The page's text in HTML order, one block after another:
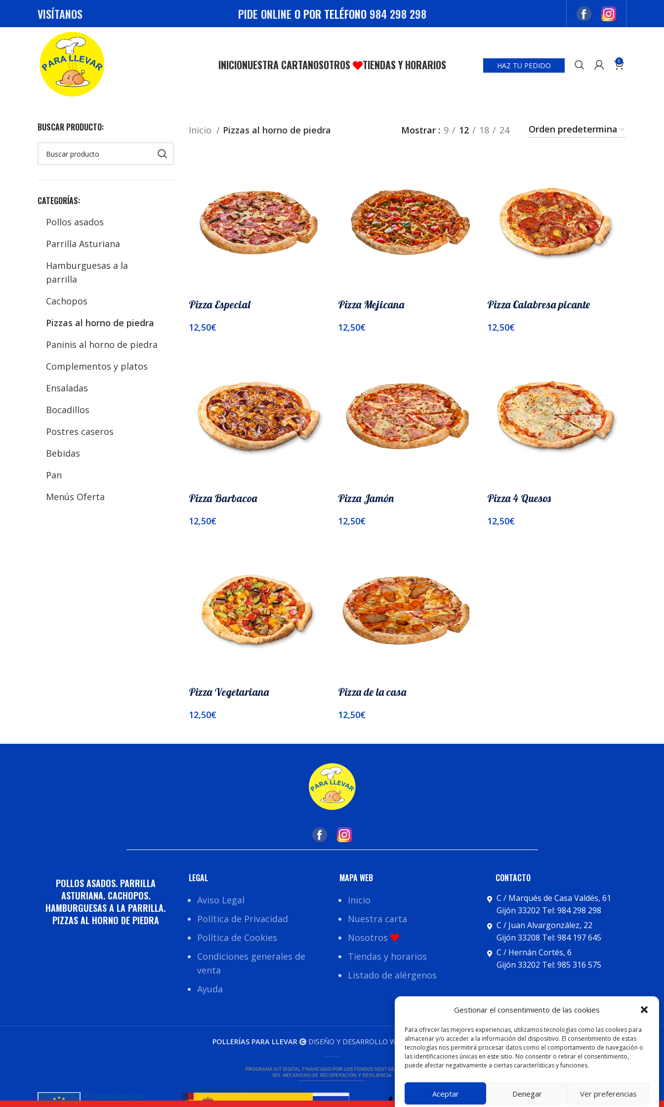
Gestionar el consentimiento de las cookies
Para ofrecer las mejores experiencias, utilizamos tecnologías como las cookies para
almacenar y/o acceder a la información del dispositivo. El consentimiento de estas
tecnologías nos permitirá procesar datos como el comportamiento de navegación o
las identificaciones únicas en este sitio. No consentir o retirar el consentimiento,
puede afectar negativamente a ciertas características y funciones.
Aceptar Denegar Ver preferencias
VISÍTANOS PIDE ONLINE O POR TELÉFONO 984 298 298
INICIONUESTRA CARTANOSOTROS TIENDAS Y HORARIOS HAZ TU PEDIDO 0
BUSCAR PRODUCTO:
CATEGORÍAS:
Pollos asados
Parrilla Asturiana
Hamburguesas a la
parrilla
Cachopos
Pizzas al horno de piedra
Paninis al horno de piedra
Complementos y platos
Ensaladas
Bocadillos
Postres caseros
Bebidas
Pan
Menús Oferta
Inicio Pizzas al horno de piedra Mostrar 9 12 18 24
Pizza Especial
12,50€
Pizza Mejicana
12,50€
Pizza Calabresa picante
12,50€
Pizza Barbacoa
12,50€
Pizza Jamón
12,50€
Pizza 4 Quesos
12,50€
Pizza Vegetariana
12,50€
Pizza de la casa
12,50€
POLLOS ASADOS. PARRILLA
ASTURIANA. CACHOPOS.
HAMBURGUESAS A LA PARRILLA.
PIZZAS AL HORNO DE PIEDRA
LEGAL
Aviso Legal
Política de Privacidad
Política de Cookies
Condiciones generales de
venta
Ayuda
MAPA WEB
Inicio
Nuestra carta
Nosotros
Tiendas y horarios
Listado de alérgenos
CONTACTO
C / Marqués de Casa Valdés, 61
Gijón 33202 Tel: 984 298 298
C / Juan Alvargonzález, 22
Gijón 33208 Tel: 984 197 645
C / Hernán Cortés, 6
Gijón 33202 Tel: 985 316 575
POLLERÍAS PARA LLEVAR DISEÑO Y DESARROLLO WEBEME DIGITAL